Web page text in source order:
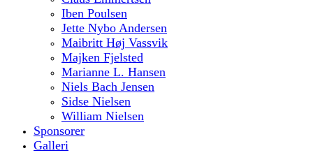
Iben Poulsen
Jette Nybo Andersen
Maibritt Høj Vassvik
Majken Fjelsted
Marianne L. Hansen
Niels Bach Jensen
Sidse Nielsen
William Nielsen
Sponsorer
Galleri